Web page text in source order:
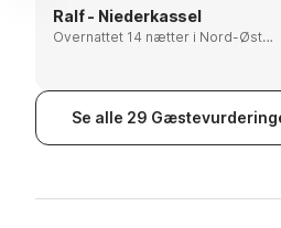
Ralf - Niederkassel
Overnattet 14 nætter i Nord-Øst
Se alle 29